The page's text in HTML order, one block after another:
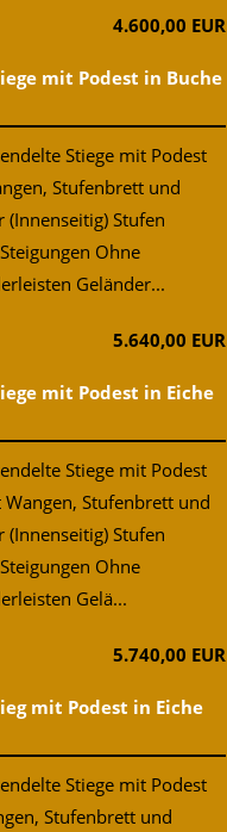
4.600,00 EUR
mit Podest in Buche
Stiege mit Podest
Stufenbrett und
(Innenseitig) Stufen
Ohne
Geländer...
5.640,00 EUR
mit Podest in Eiche
Stiege mit Podest
Stufenbrett und
(Innenseitig) Stufen
Ohne
Gelä...
5.740,00 EUR
mit Podest in Eiche
Stiege mit Podest
Stufenbrett und